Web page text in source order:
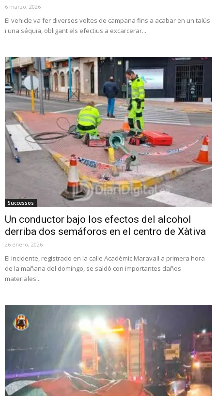
6 marzo, 2026
El vehicle va fer diverses voltes de campana fins a acabar en un talús
i una séquia, obligant els efectius a excarcerar...
Successos
Un conductor bajo los efectos del alcohol
derriba dos semáforos en el centro de Xàtiva
26 enero, 2026
El incidente, registrado en la calle Acadèmic Maravall a primera hora
de la mañana del domingo, se saldó con importantes daños
materiales...